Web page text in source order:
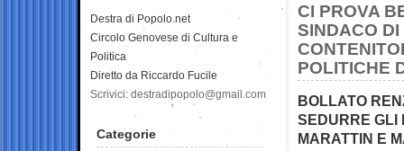
CI PROVA
SINDACO
POLITICHE
BOLLATO
SEDURRE GLI
MARATTIN E
Destra di Popolo.net
Circolo Genovese di Cultura e
Politica
Diretto da Riccardo Fucile
Scrivici: destradipopolo@gmail.com
Categorie